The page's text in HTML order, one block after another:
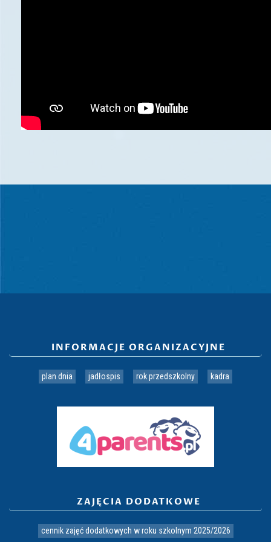
INFORMACJE ORGANIZACYJNE
plan dnia jadłospis rok przedszkolny kadra
ZAJĘCIA DODATKOWE
cennik zajęć dodatkowych w roku szkolnym 2025/2026